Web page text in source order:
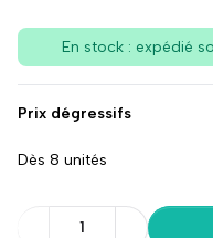
En stock : expédié
Prix dégressifs
Dès 8 unités
1